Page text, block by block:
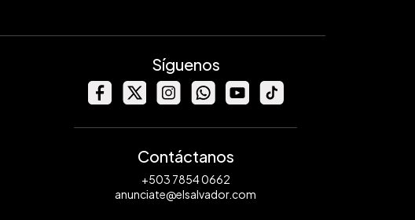
Síguenos
Contáctanos
+503 7854 0662
anunciate@elsalvador.com